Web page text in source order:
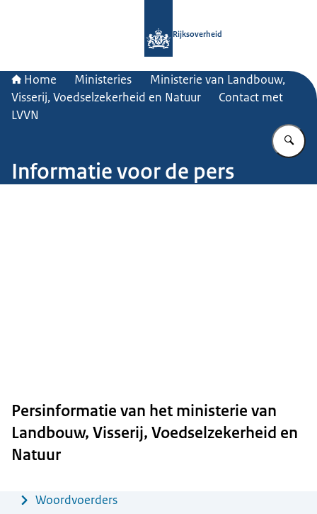
Rijksoverheid
Home Ministeries
Ministerie van Landbouw,
Visserij, Voedselzekerheid en Natuur
Contact met
LVVN
Informatie voor de pers
Persinformatie van het ministerie van
Landbouw, Visserij, Voedselzekerheid en
Natuur
MenuWoordvoerders